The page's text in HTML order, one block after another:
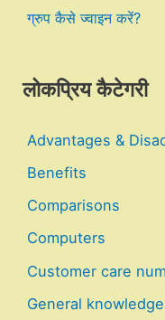
ग्रुप कैसे ज्वाइन करें?
लोकप्रिय कैटेगरी
Advantages &
Benefits
Comparisons
Computers
Customer care
General knowledge